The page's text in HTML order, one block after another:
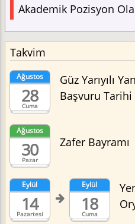
Akademik Pozisyon
Takvim
Cuma
Ağustos
28
Güz Yarıyılı
Başvuru Tarihi
Pazar
Ağustos
30 Zafer Bayramı
Pazartesi
Eylül
14 Cuma
Eylül
18